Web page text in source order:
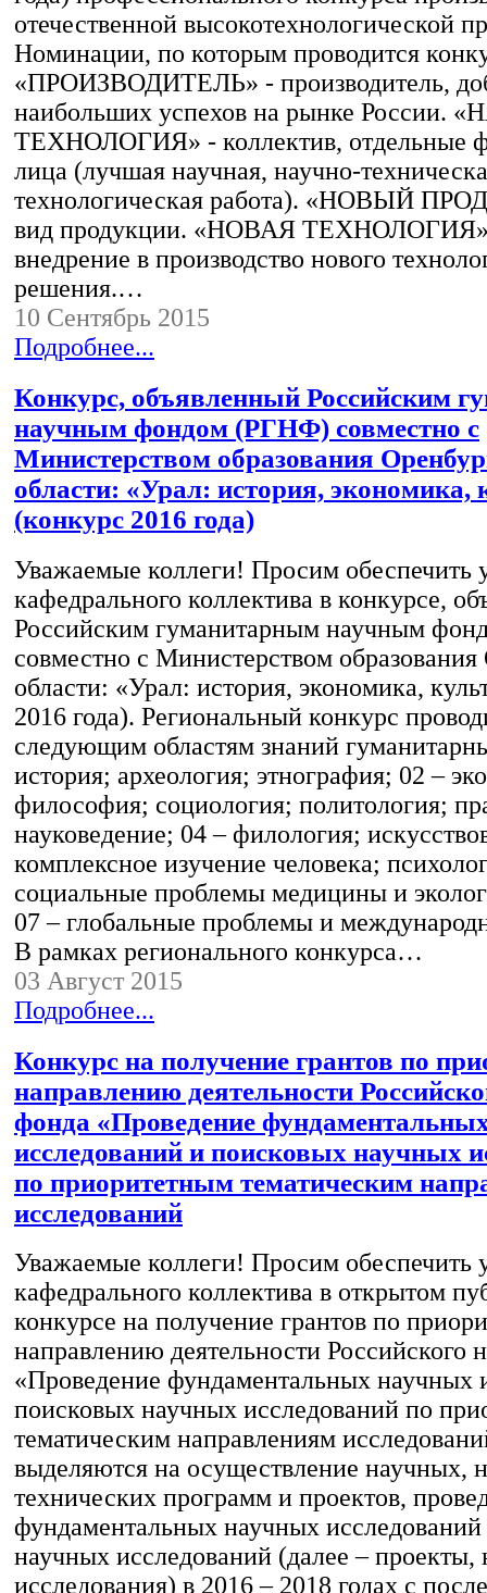
отечественной высокотехнологической
Номинации, по которым проводится
«ПРОИЗВОДИТЕЛЬ» - производитель,
наибольших успехов на рынке России.
ТЕХНОЛОГИЯ» - коллектив, отдельные
лица (лучшая научная, научно-
технологическая работа). «НОВЫЙ
вид продукции. «НОВАЯ ТЕХНОЛОГИЯ»
внедрение в производство нового
решения.…
10 Сентябрь 2015
Подробнее...
Конкурс, объявленный Российским
научным фондом (РГНФ) совместно с
Министерством образования
области: «Урал: история, экономика,
(конкурс 2016 года)
Уважаемые коллеги! Просим обеспечить
кафедрального коллектива в конкурсе,
Российским гуманитарным научным
совместно с Министерством образования
области: «Урал: история, экономика,
2016 года). Региональный конкурс
следующим областям знаний
история; археология; этнография; 02 –
философия; социология; политология;
науковедение; 04 – филология;
комплексное изучение человека;
социальные проблемы медицины и
07 – глобальные проблемы и
В рамках регионального конкурса…
03 Август 2015
Подробнее...
Конкурс на получение грантов по
направлению деятельности
фонда «Проведение
исследований и поисковых научных
по приоритетным тематическим
исследований
Уважаемые коллеги! Просим обеспечить
кафедрального коллектива в открытом
конкурсе на получение грантов по
направлению деятельности Российского
«Проведение фундаментальных научных
поисковых научных исследований по
тематическим направлениям
выделяются на осуществление научных,
технических программ и проектов,
фундаментальных научных
научных исследований (далее – проекты,
исследования) в 2016 – 2018 годах с